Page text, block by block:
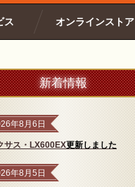
ス オンラインストア
新着情報
年8月6日
サス ・LX600EX更新しました
年8月5日